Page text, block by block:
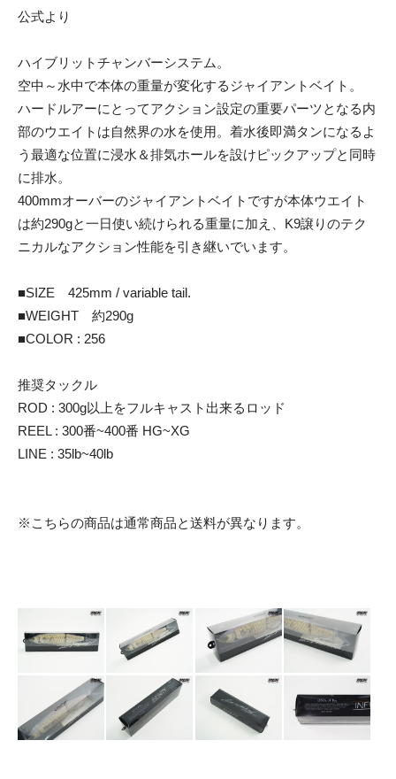
公式より
ハイブリットチャンバーシステム。
空中～水中で本体の重量が変化するジャイアントベイト。
ハードルアーにとってアクション設定の重要パーツとなる内
部のウエイトは自然界の水を使用。着水後即満タンになるよ
う最適な位置に浸水＆排気ホールを設けピックアップと同時
に排水。
400mmオーバーのジャイアントベイトですが本体ウエイト
は約290gと一日使い続けられる重量に加え、K9譲りのテク
ニカルなアクション性能を引き継いでいます。
■SIZE 425mm / variable tail.
■WEIGHT 約290g
■COLOR : 256
推奨タックル
ROD : 300g以上をフルキャスト出来るロッド
REEL : 300番~400番 HG~XG
LINE : 35lb~40lb
※こちらの商品は通常商品と送料が異なります。